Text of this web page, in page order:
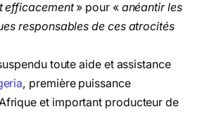
efficacement» pour « anéantir les
responsables de ces atrocités
toute aide et assistance
, première puissance
et important producteur de